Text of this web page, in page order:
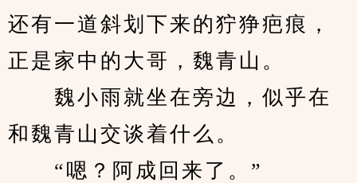
还有一道斜划下来的狞狰疤痕，
正是家中的大哥，魏青山。
魏小雨就坐在旁边，似乎在
和魏青山交谈着什么。
“嗯？阿成回来了。”